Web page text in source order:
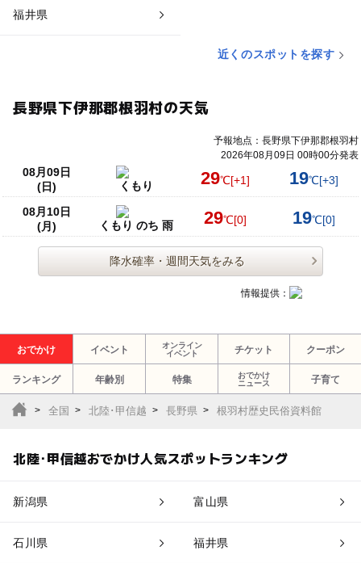
福井県
近くのスポットを探す
長野県下伊那郡根羽村の天気
予報地点：長野県下伊那郡根羽村
2026年08月09日 00時00分発表
08月09日
(日)
くもり 29℃[+1] 19℃[+3]
08月10日
(月)
くもり のち 雨 29℃[0] 19℃[0]
降水確率・週間天気をみる
情報提供：
おでかけ イベント
オンライン
イベント
チケット クーポン
ランキング 年齢別 特集
おでかけ
ニュース
子育て
全国 北陸･甲信越 長野県 根羽村歴史民俗資料館
北陸･甲信越おでかけ人気スポットランキング
新潟県 富山県
石川県 福井県